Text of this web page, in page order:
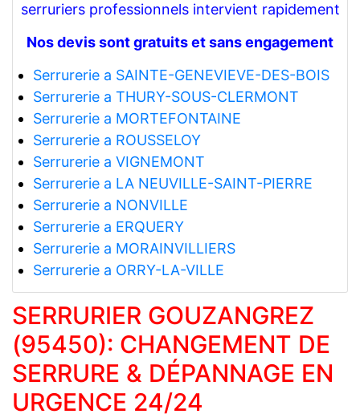
serruriers professionnels intervient rapidement
Nos devis sont gratuits et sans engagement
Serrurerie a SAINTE-GENEVIEVE-DES-BOIS
Serrurerie a THURY-SOUS-CLERMONT
Serrurerie a MORTEFONTAINE
Serrurerie a ROUSSELOY
Serrurerie a VIGNEMONT
Serrurerie a LA NEUVILLE-SAINT-PIERRE
Serrurerie a NONVILLE
Serrurerie a ERQUERY
Serrurerie a MORAINVILLIERS
Serrurerie a ORRY-LA-VILLE
SERRURIER GOUZANGREZ
(95450): CHANGEMENT DE
SERRURE & DÉPANNAGE EN
URGENCE 24/24